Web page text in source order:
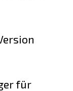
für